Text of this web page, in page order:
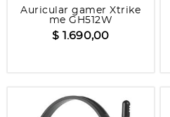
Auricular gamer Xtrike
me GH512W
$ 1.690,00